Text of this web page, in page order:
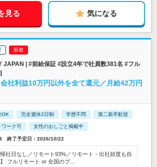
見る 気になる
JAPAN | #前給保証 #設立4年で社員数381名 #フル
会社利益10万円以外を全て還元／月給42万円
OK 完全週休2日制 学歴不問 第二新卒歓迎
ワーク可 女性のおしごと掲載中
終了予定日：2026/10/22
帰社日なし／リモート93%／リモート・出社頻度も自
フルリモート or 全国のプ…